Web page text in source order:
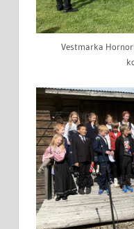
Vestmarka